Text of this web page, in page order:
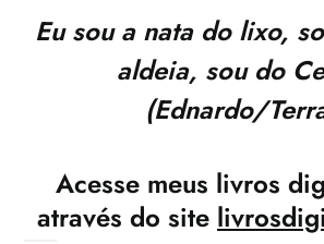
Eu sou a nata do lixo,
aldeia, sou do
(Ednardo/
Acesse meus livros
através do site